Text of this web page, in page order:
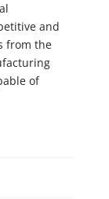
and
from the
of